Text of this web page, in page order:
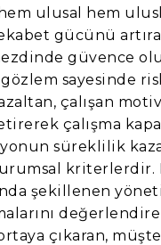
ulusal hem
gücünü
güvence
sayesinde
çalışan
çalışma
süreklilik
şekillenen
çıkaran,